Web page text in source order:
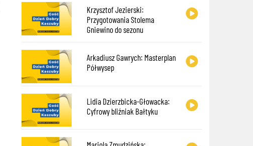
Krzysztof Jezierski:
Przygotowania Stolema
Gniewino do sezonu
Arkadiusz Gawrych: Masterplan
Półwysep
Lidia Dzierzbicka-Głowacka:
Cyfrowy bliźniak Bałtyku